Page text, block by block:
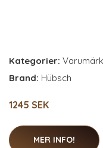
Kategorier:
Brand: Hübsch
1245 SEK
MER INFO!